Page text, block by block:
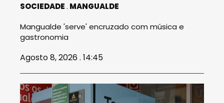
SOCIEDADE MANGUALDE
Mangualde 'serve' encruzado com música e
gastronomia
Agosto 8, 2026 . 14:45